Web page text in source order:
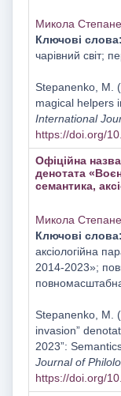
Микола
Ключові слова:
чарівний світ;
Stepanenko, M.
magical helpers
International
https://doi.org/
Офіційна
денотата
семантика,
Микола
Ключові слова:
аксіологійна
2014-2023»;
Stepanenko, M.
invasion”
2023”:
Journal of
https://doi.org/